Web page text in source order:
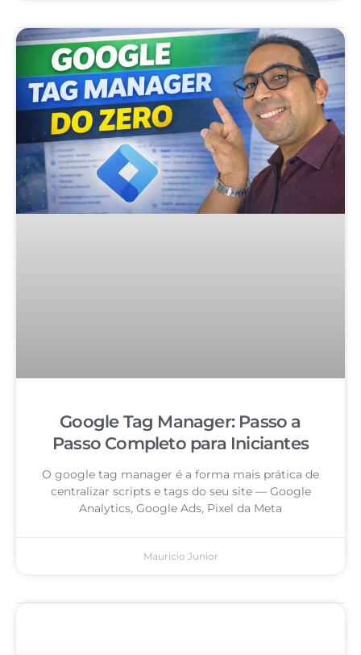
Google Tag Manager: Passo a
Passo Completo para Iniciantes
O google tag manager é a forma mais prática de
centralizar scripts e tags do seu site — Google
Analytics, Google Ads, Pixel da Meta
Mauricio Junior